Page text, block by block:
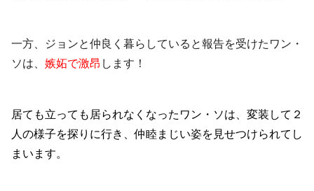
一方、ジョンと仲良く暮らしていると報告を受けたワン・
ソは、 嫉妬で激昂 します！
居ても立っても居られなくなったワン・ソは、変装して２
人の様子を探りに行き、仲睦まじい姿を見せつけられてし
まいます。